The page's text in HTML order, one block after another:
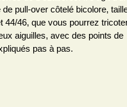
de pull-over côtelé bicolore,
44/46, que vous pourrez
aiguilles, avec des points de
pas à pas.